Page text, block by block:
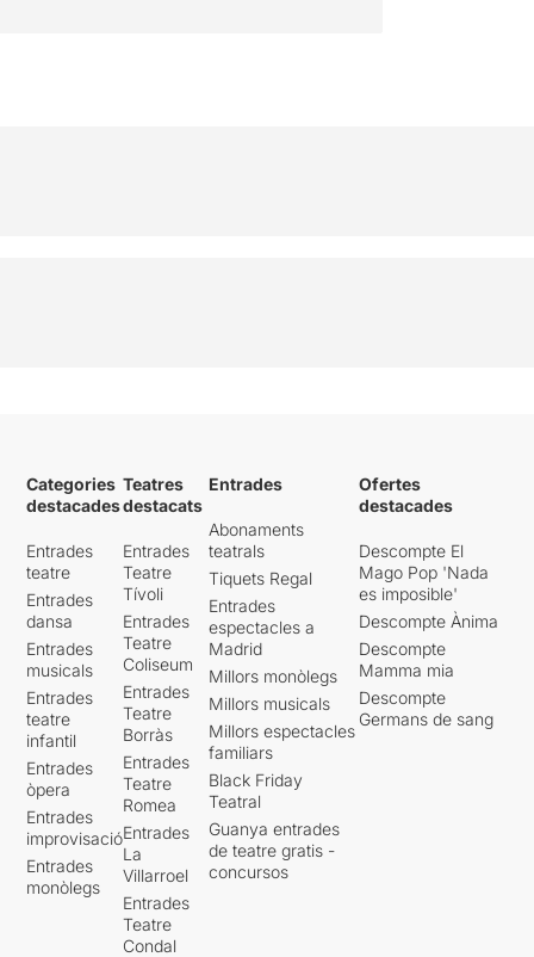
Categories
destacades
Entrades
teatre
Entrades
dansa
Entrades
musicals
Entrades
teatre
infantil
Entrades
òpera
Entrades
improvisació
Entrades
monòlegs
Teatres
destacats
Entrades
Teatre
Tívoli
Entrades
Teatre
Coliseum
Entrades
Teatre
Borràs
Entrades
Teatre
Romea
Entrades
La
Villarroel
Entrades
Teatre
Condal
Entrades
Abonaments
teatrals
Tiquets Regal
Entrades
espectacles a
Madrid
Millors monòlegs
Millors musicals
Millors espectacles
familiars
Black Friday
Teatral
Guanya entrades
de teatre gratis -
concursos
Ofertes
destacades
Descompte El
Mago Pop 'Nada
es imposible'
Descompte Ànima
Descompte
Mamma mia
Descompte
Germans de sang